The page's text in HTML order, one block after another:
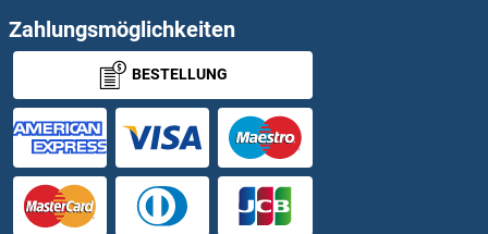
HIST1H2AJ Antikörper
HIST1H2AL Antikörper
HIST1H2BB Antikörper
HIST1H2BD Antikörper
Zahlungsmöglichkeiten
BESTELLUNG